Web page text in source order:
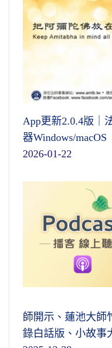
App更新2.0.4版｜
器Windows/macOS
2026-01-22
師開示、蓮池大師
錄白話版、小故事